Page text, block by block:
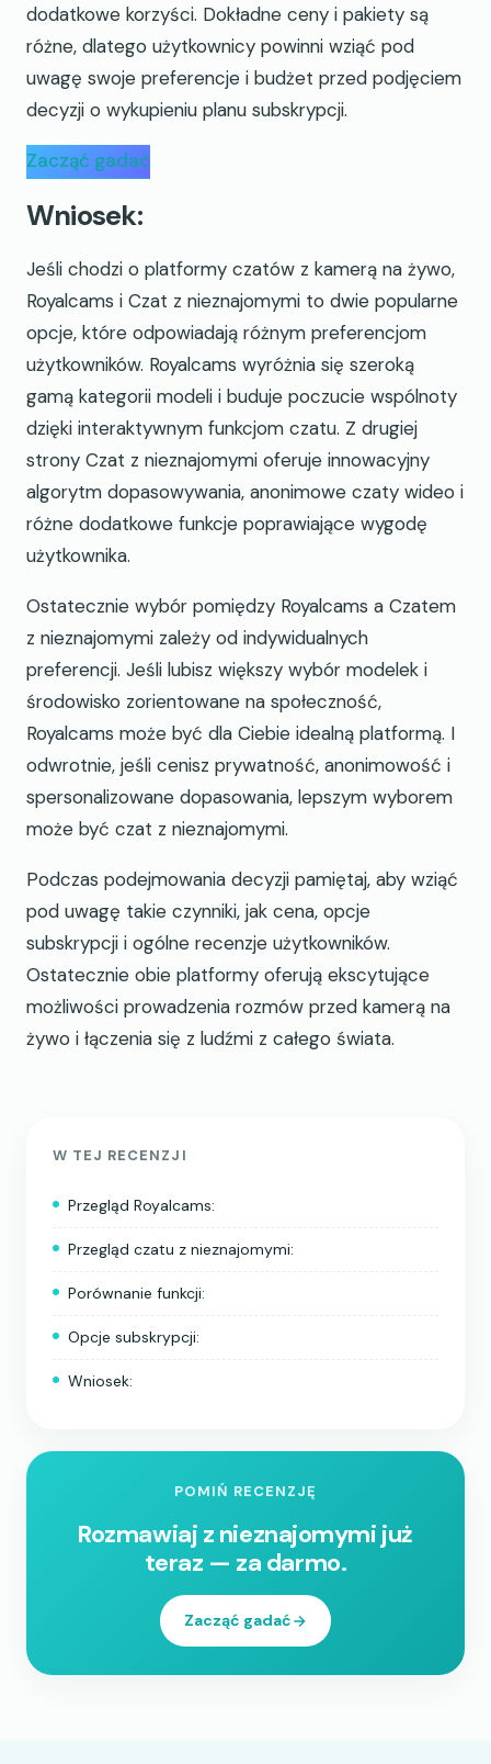
dodatkowe korzyści. Dokładne ceny i pakiety są
różne, dlatego użytkownicy powinni wziąć pod
uwagę swoje preferencje i budżet przed podjęciem
decyzji o wykupieniu planu subskrypcji.
Zacząć gadać
Wniosek:
Jeśli chodzi o platformy czatów z kamerą na żywo,
Royalcams i Czat z nieznajomymi to dwie popularne
opcje, które odpowiadają różnym preferencjom
użytkowników. Royalcams wyróżnia się szeroką
gamą kategorii modeli i buduje poczucie wspólnoty
dzięki interaktywnym funkcjom czatu. Z drugiej
strony Czat z nieznajomymi oferuje innowacyjny
algorytm dopasowywania, anonimowe czaty wideo i
różne dodatkowe funkcje poprawiające wygodę
użytkownika.
Ostatecznie wybór pomiędzy Royalcams a Czatem
z nieznajomymi zależy od indywidualnych
preferencji. Jeśli lubisz większy wybór modelek i
środowisko zorientowane na społeczność,
Royalcams może być dla Ciebie idealną platformą. I
odwrotnie, jeśli cenisz prywatność, anonimowość i
spersonalizowane dopasowania, lepszym wyborem
może być czat z nieznajomymi.
Podczas podejmowania decyzji pamiętaj, aby wziąć
pod uwagę takie czynniki, jak cena, opcje
subskrypcji i ogólne recenzje użytkowników.
Ostatecznie obie platformy oferują ekscytujące
możliwości prowadzenia rozmów przed kamerą na
żywo i łączenia się z ludźmi z całego świata.
W TEJ RECENZJI
Przegląd Royalcams:
Przegląd czatu z nieznajomymi:
Porównanie funkcji:
Opcje subskrypcji:
Wniosek:
POMIŃ RECENZJĘ
Rozmawiaj z nieznajomymi już
teraz — za darmo.
Zacząć gadać